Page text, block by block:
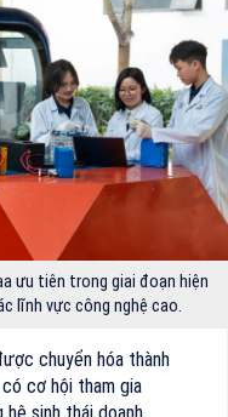
ưu tiên trong giai đoạn hiện
lĩnh vực công nghệ cao.
chuyển hóa thành
cơ hội tham gia
sinh thái doanh